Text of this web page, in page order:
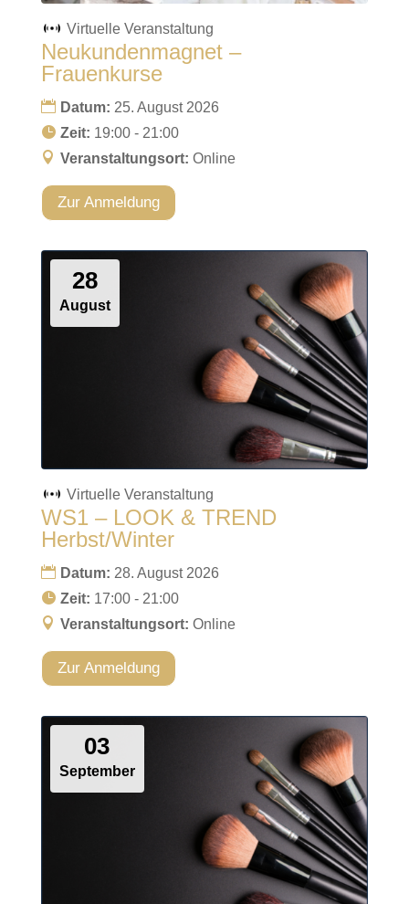
Virtuelle Veranstaltung
Neukundenmagnet –
Frauenkurse
Datum: 25. August 2026
Zeit: 19:00 - 21:00
Veranstaltungsort: Online
Zur Anmeldung
28
August
Virtuelle Veranstaltung
WS1 – LOOK & TREND
Herbst/Winter
Datum: 28. August 2026
Zeit: 17:00 - 21:00
Veranstaltungsort: Online
Zur Anmeldung
03
September